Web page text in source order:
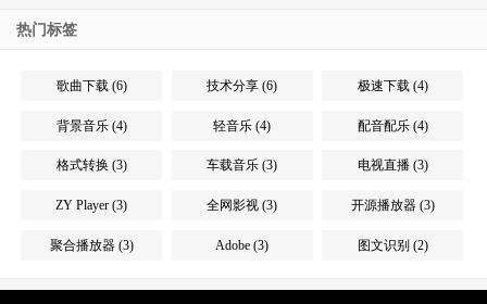
热门标签
歌曲下载 (6) 技术分享 (6) 极速下载 (4)
背景音乐 (4) 轻音乐 (4) 配音配乐 (4)
格式转换 (3) 车载音乐 (3) 电视直播 (3)
ZY Player (3) 全网影视 (3) 开源播放器 (3)
聚合播放器 (3) Adobe (3) 图文识别 (2)